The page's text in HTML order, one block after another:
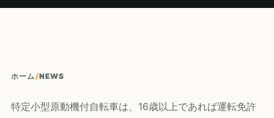
ホーム/NEWS
特定小型原動機付自転車は、16歳以上であれば運転免許